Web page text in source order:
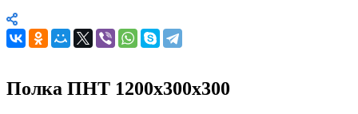
Полка ПНТ 1200х300х300